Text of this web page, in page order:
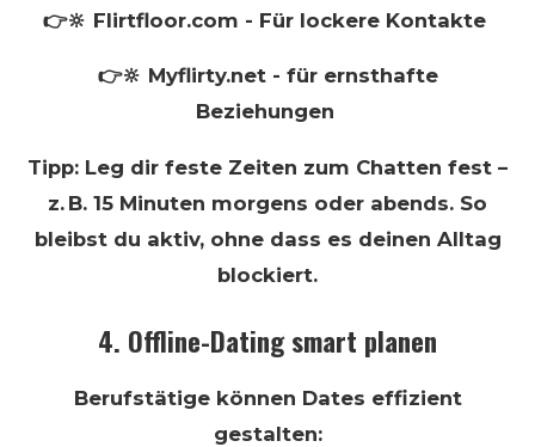
👉🔆 Flirtfloor.com - Für lockere Kontakte
👉🔆 Myflirty.net - für ernsthafte
Beziehungen
Tipp: Leg dir feste Zeiten zum Chatten fest –
z. B. 15 Minuten morgens oder abends. So
bleibst du aktiv, ohne dass es deinen Alltag
blockiert.
4. Offline-Dating smart planen
Berufstätige können Dates effizient
gestalten: